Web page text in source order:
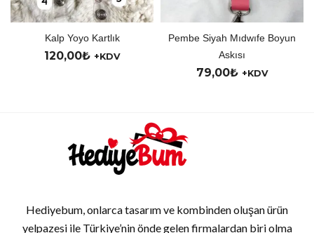
Kalp Yoyo Kartlık
120,00₺ +KDV
Pembe Siyah Mıdwıfe Boyun
Askısı
79,00₺ +KDV
Hediyebum, onlarca tasarım ve kombinden oluşan ürün
yelpazesi ile Türkiye’nin önde gelen firmalardan biri olma